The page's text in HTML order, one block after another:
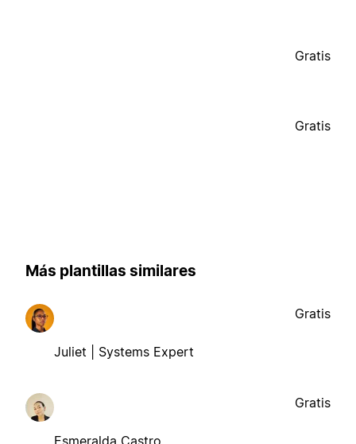
Gratis
Gratis
Más plantillas similares
Juliet | Systems Expert
Gratis
Esmeralda Castro
Gratis